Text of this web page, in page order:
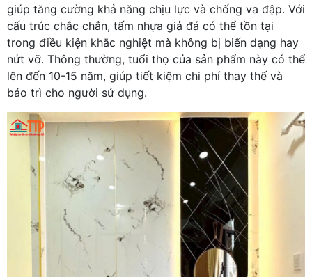
giúp tăng cường khả năng chịu lực và chống va đập. Với
cấu trúc chắc chắn, tấm nhựa giả đá có thể tồn tại
trong điều kiện khắc nghiệt mà không bị biến dạng hay
nứt vỡ. Thông thường, tuổi thọ của sản phẩm này có thể
lên đến 10-15 năm, giúp tiết kiệm chi phí thay thế và
bảo trì cho người sử dụng.